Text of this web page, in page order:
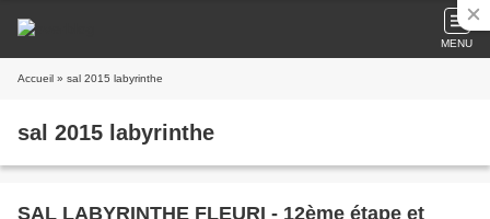
MENU
Accueil » sal 2015 labyrinthe
sal 2015 labyrinthe
SAL LABYRINTHE FLEURI - 12ème étape et